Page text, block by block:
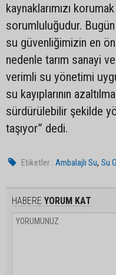
kaynaklarımızı
sorumluluğudur.
su güvenliğimizin en
nedenle tarım sanayi
verimli su yönetimi
su kayıplarının
sürdürülebilir şekilde
taşıyor” dedi.
Etiketler : Ambalajlı Su,Su
HABERE YORUM KAT